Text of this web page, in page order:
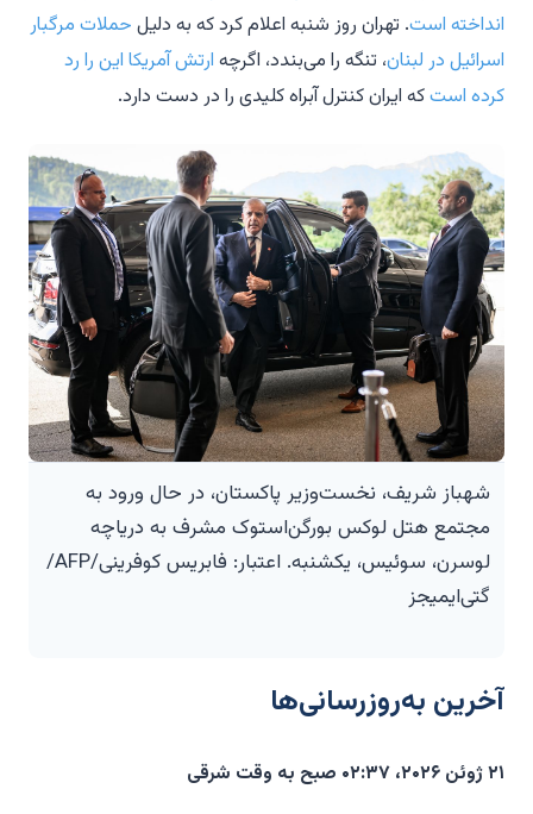
انداخته است. تهران روز شنبه اعلام کرد که به دلیل حملات مرگبار
اسرائیل در لبنان، تنگه را می‌بندد، اگرچه ارتش آمریکا این را رد
کرده استکه ایران کنترل آبراه کلیدی را در دست دارد.
شهباز شریف، نخست‌وزیر پاکستان، در حال ورود به
مجتمع هتل لوکس بورگن‌استوک مشرف به دریاچه
لوسرن، سوئیس، یکشنبه. اعتبار: فابریس کوفرینی/AFP/
گتی‌ایمیجز
آخرین به‌روزرسانی‌ها
۲۱ ژوئن ۲۰۲۶، ۰۲:۳۷ صبح به وقت شرقی